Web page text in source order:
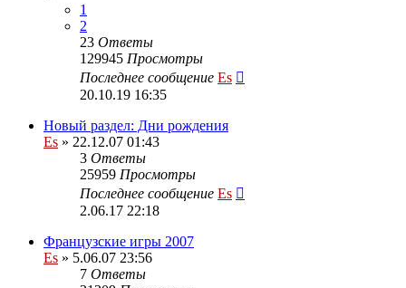
1
2
23 Ответы
129945 Просмотры
Последнее сообщение Es
20.10.19 16:35
Новый раздел: Дни рождения
Es » 22.12.07 01:43
3 Ответы
25959 Просмотры
Последнее сообщение Es
2.06.17 22:18
Французские игры 2007
Es » 5.06.07 23:56
7 Ответы